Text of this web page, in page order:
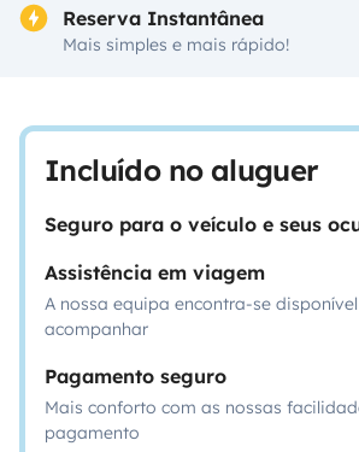
Reserva Instantânea
Mais simples e mais rápido!
Incluído no aluguer
Seguro para o veículo e seus
Assistência em viagem
A nossa equipa encontra-se
acompanhar
Pagamento seguro
Mais conforto com as nossas
pagamento